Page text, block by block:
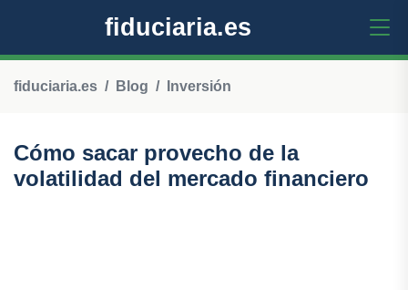
fiduciaria.es
fiduciaria.es Blog Inversión
Cómo sacar provecho de la
volatilidad del mercado financiero